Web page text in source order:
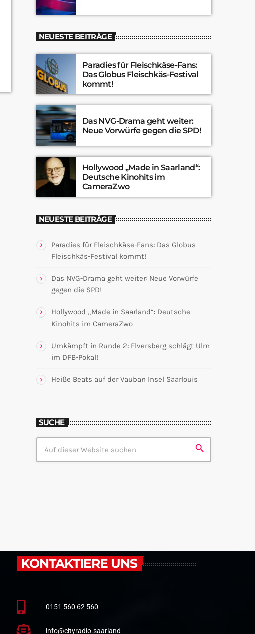
NEUESTE BEITRÄGE
Paradies für Fleischkäse-Fans:
Das Globus Fleischkäs-Festival
kommt!
Das NVG-Drama geht weiter:
Neue Vorwürfe gegen die SPD!
Hollywood „Made in Saarland“:
Deutsche Kinohits im
CameraZwo
NEUESTE BEITRÄGE
Paradies für Fleischkäse-Fans: Das Globus
Fleischkäs-Festival kommt!
Das NVG-Drama geht weiter: Neue Vorwürfe
gegen die SPD!
Hollywood „Made in Saarland“: Deutsche
Kinohits im CameraZwo
Umkämpft in Runde 2: Elversberg schlägt Ulm
im DFB-Pokal!
Heiße Beats auf der Vauban Insel Saarlouis
SUCHE
search
KONTAKTIERE UNS
0151 560 62 560
info@cityradio.saarland